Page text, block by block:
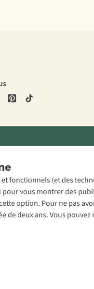
fonctionnels (et des
vous montrer des
option. Pour ne pas
deux ans. Vous